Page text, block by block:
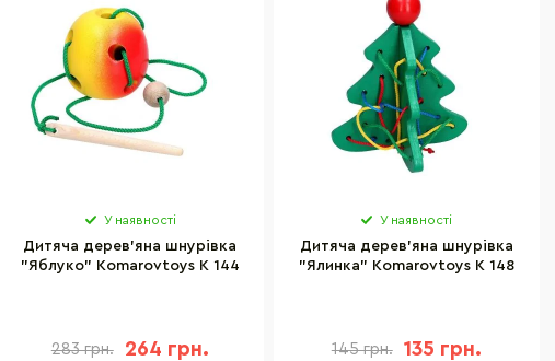
У наявності
Дитяча дерев'яна шнурівка
"Яблуко" Komarovtoys К 144
283 грн. 264 грн.
У наявності
Дитяча дерев'яна шнурівка
"Ялинка" Komarovtoys К 148
145 грн. 135 грн.